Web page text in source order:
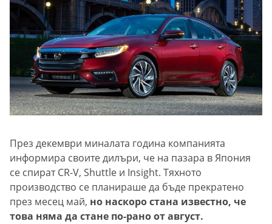
През декември миналата година компанията
информира своите дилъри, че на пазара в Япония
се спират CR-V, Shuttle и Insight. Тяхното
производство се планираше да бъде прекратено
през месец май, но наскоро стана известно, че
това няма да стане по-рано от август.